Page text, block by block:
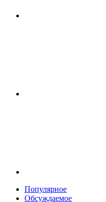
Популярное
Обсуждаемое